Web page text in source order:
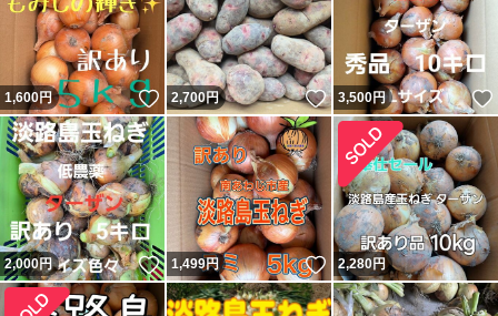
1,600円 いいね！
2,700円 いいね！
3,500円
2,000円 いいね！
1,499円 いいね！
2,280円